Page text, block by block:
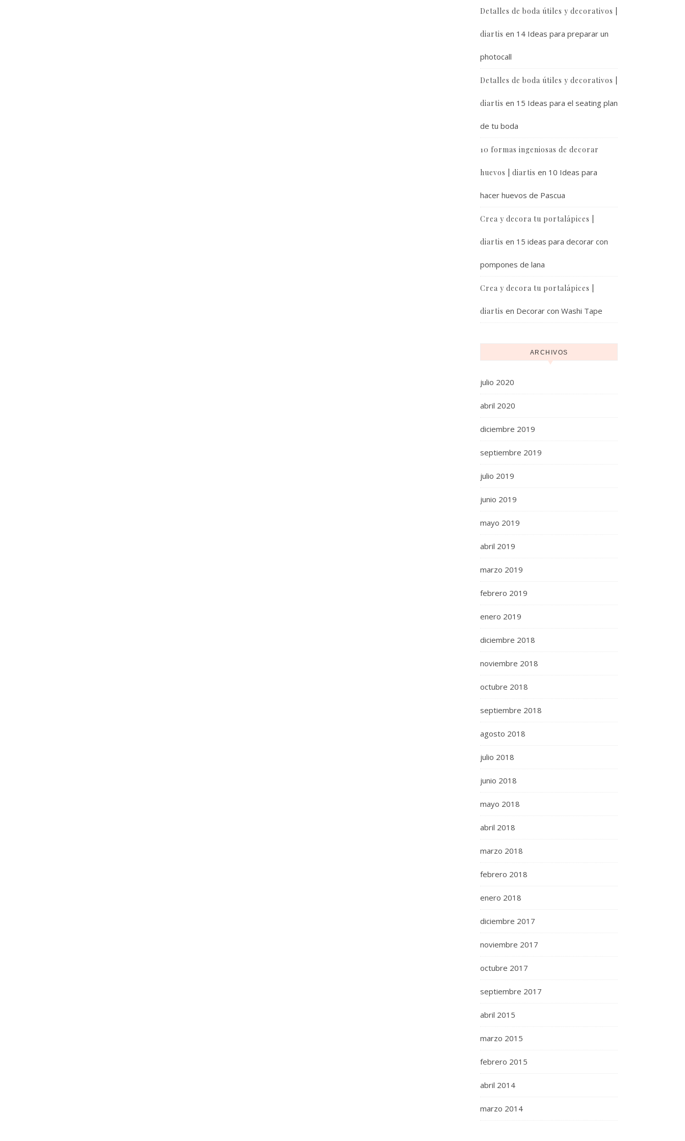
Detalles de boda útiles y decorativos |
diartis en 14 Ideas para preparar un
photocall
Detalles de boda útiles y decorativos |
diartis en 15 Ideas para el seating plan
de tu boda
10 formas ingeniosas de decorar
huevos | diartis en 10 Ideas para
hacer huevos de Pascua
Crea y decora tu portalápices |
diartis en 15 ideas para decorar con
pompones de lana
Crea y decora tu portalápices |
diartis en Decorar con Washi Tape
ARCHIVOS
julio 2020
abril 2020
diciembre 2019
septiembre 2019
julio 2019
junio 2019
mayo 2019
abril 2019
marzo 2019
febrero 2019
enero 2019
diciembre 2018
noviembre 2018
octubre 2018
septiembre 2018
agosto 2018
julio 2018
junio 2018
mayo 2018
abril 2018
marzo 2018
febrero 2018
enero 2018
diciembre 2017
noviembre 2017
octubre 2017
septiembre 2017
abril 2015
marzo 2015
febrero 2015
abril 2014
marzo 2014